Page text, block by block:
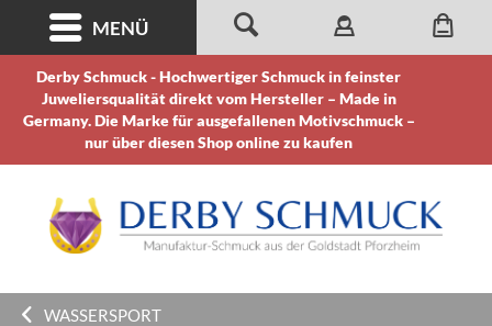
Derby Schmuck - Hochwertiger Schmuck in feinster
Juweliersqualität direkt vom Hersteller – Made in
Germany. Die Marke für ausgefallenen Motivschmuck –
nur über diesen Shop online zu kaufen
MENÜ
WASSERSPORT